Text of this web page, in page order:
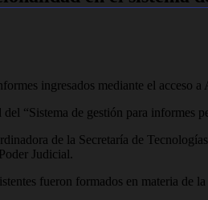
ingresados mediante el acceso a
“Sistema de gestión para
de la Secretaría de
Judicial.
fueron formados en materia de